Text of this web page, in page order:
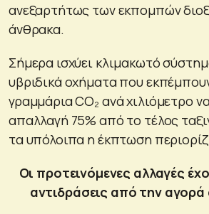
ανεξαρτήτως των εκπομπών
άνθρακα.
Σήμερα ισχύει κλιμακωτό
υβριδικά οχήματα που
γραμμάρια CO₂ ανά χιλιόμετρο
απαλλαγή 75% από το τέλος
τα υπόλοιπα η έκπτωση
Οι προτεινόμενες αλλαγές
αντιδράσεις από την αγορά